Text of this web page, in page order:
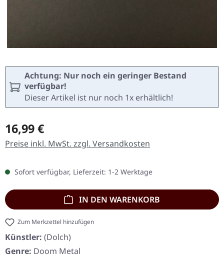
Achtung: Nur noch ein geringer Bestand
verfügbar!
Dieser Artikel ist nur noch 1x erhältlich!
Regulärer Preis:
16,99 €
Preise inkl. MwSt. zzgl. Versandkosten
Sofort verfügbar, Lieferzeit: 1-2 Werktage
IN DEN WARENKORB
Zum Merkzettel hinzufügen
Künstler: (Dolch)
Genre: Doom Metal